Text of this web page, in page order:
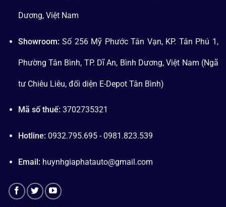
Dương, Việt Nam
Showroom: Số 256 Mỹ Phước Tân Vạn, KP. Tân Phú 1,
Phường Tân Bình, TP. Dĩ An, Bình Dương, Việt Nam (Ngã
tư Chiêu Liêu, đối diện E-Depot Tân Bình)
Mã số thuế: 3702735321
Hotline: 0932.795.695 - 0981.823.539
Email: huynhgiaphatauto@gmail.com